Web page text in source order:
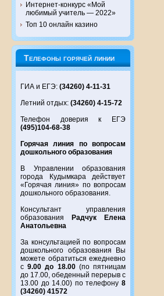
Интернет-конкурс «Мой
любимый учитель — 2022»
Топ 10 онлайн казино
Телефоны горячей линии
ГИА и ЕГЭ: (34260) 4-11-31
Летний отдых: (34260) 4-15-72
Телефон доверия к ЕГЭ
(495)104-68-38
Горячая линия по вопросам
дошкольного образования
В Управлении образования
города Кудымкара действует
«Горячая линия» по вопросам
дошкольного образования.
Консультант управления
образования
Радчук Елена
Анатольевна
За консультацией по вопросам
дошкольного образования Вы
можете обратиться ежедневно
с9.00 до 18.00(по пятницам
до 17.00, обеденный перерыв с
13.00 до 14.00) по телефону 8
(34260) 41572